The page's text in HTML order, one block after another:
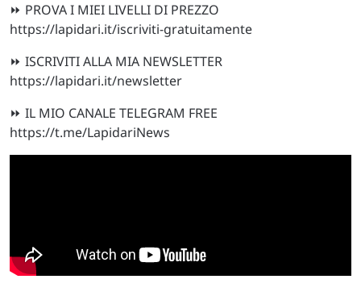
⏩ PROVA I MIEI LIVELLI DI PREZZO
https://lapidari.it/iscriviti-gratuitamente
⏩ ISCRIVITI ALLA MIA NEWSLETTER
https://lapidari.it/newsletter
⏩ IL MIO CANALE TELEGRAM FREE
https://t.me/LapidariNews